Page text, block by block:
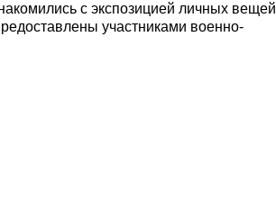
с экспозицией личных вещей
участниками военно-